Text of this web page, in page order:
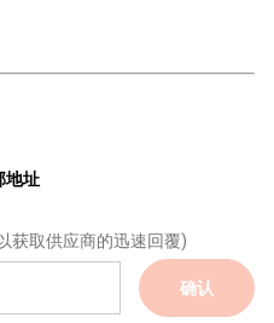
地址
获取供应商的迅速回覆)
确认